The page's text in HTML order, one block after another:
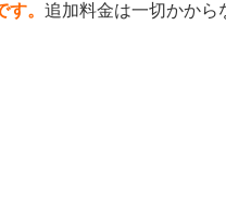
す。 追加料金は一切かから